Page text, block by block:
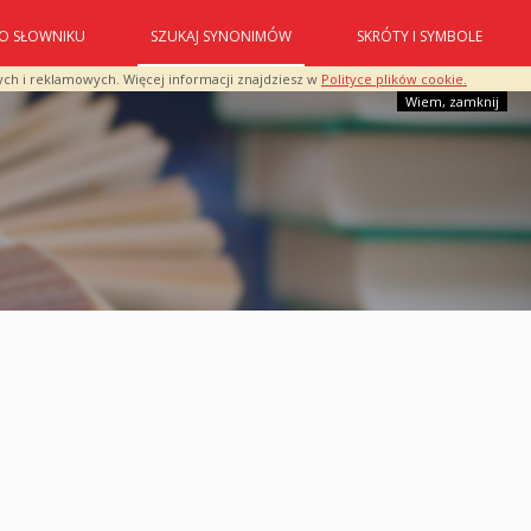
i reklamowych. Więcej informacji znajdziesz w Polityce plików cookie.
Wiem, zamknij
O SŁOWNIKU SZUKAJ SYNONIMÓW SKRÓTY I SYMBOLE